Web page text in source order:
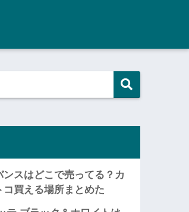
ンスはどこで売ってる？カ
買える場所まとめた